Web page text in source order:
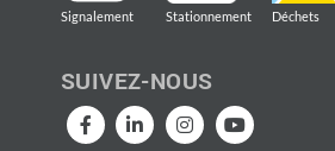
Signalement Stationnement Déchets
SUIVEZ-NOUS